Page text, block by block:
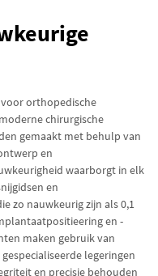
orthopedische
chirurgische
gemaakt met behulp van
en
waarborgt in elk
en
zo nauwkeurig zijn als 0,1
en -
maken gebruik van
legeringen
en precisie behouden